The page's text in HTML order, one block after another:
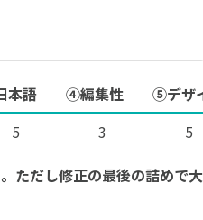
本語 ④編集性
⑤デザ
5 3
5
ただし修正の最後の詰めで大